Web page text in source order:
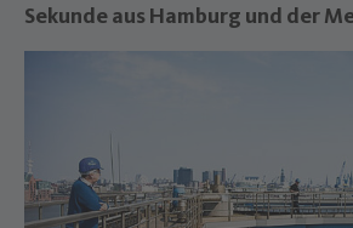
Sekunde aus Hamburg und der